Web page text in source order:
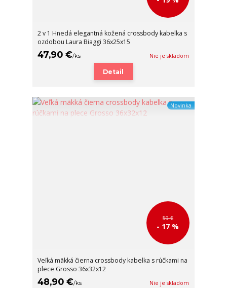
2 v 1 Hnedá elegantná kožená crossbody kabelka s
ozdobou Laura Biaggi 36x25x15
47,90 €/ks Nie je skladom
Detail
Novinka
59 €
- 17 %
Veľká mäkká čierna crossbody kabelka s rúčkami na
plece Grosso 36x32x12
48,90 €/ks Nie je skladom